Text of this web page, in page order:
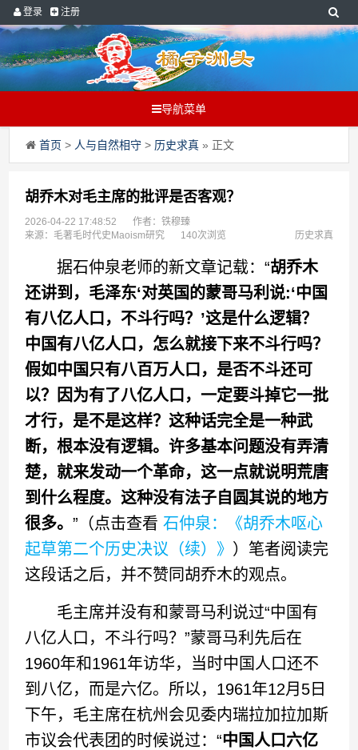
登录 注册
导航菜单
首页 > 人与自然相守 > 历史求真 » 正文
胡乔木对毛主席的批评是否客观？
2026-04-22 17:48:52
作者：铁穆臻
来源：毛著毛时代史Maoism研究
140次浏览 历史求真
据石仲泉老师的新文章记载：“胡乔木
还讲到，毛泽东‘对英国的蒙哥马利说:‘中国
有八亿人口，不斗行吗？’这是什么逻辑？
中国有八亿人口，怎么就接下来不斗行吗？
假如中国只有八百万人口，是否不斗还可
以？因为有了八亿人口，一定要斗掉它一批
才行，是不是这样？这种话完全是一种武
断，根本没有逻辑。许多基本问题没有弄清
楚，就来发动一个革命，这一点就说明荒唐
到什么程度。这种没有法子自圆其说的地方
很多。”（点击查看石仲泉：《胡乔木呕心
起草第二个历史决议（续）》 ）笔者阅读完
这段话之后，并不赞同胡乔木的观点。
毛主席并没有和蒙哥马利说过“中国有
八亿人口，不斗行吗？”蒙哥马利先后在
1960年和1961年访华，当时中国人口还不
到八亿，而是六亿。所以，1961年12月5日
下午，毛主席在杭州会见委内瑞拉加拉加斯
市议会代表团的时候说过：“中国人口六亿